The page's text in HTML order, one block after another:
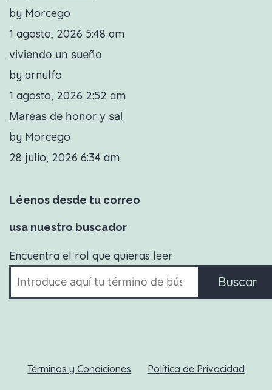
by Morcego
1 agosto, 2026 5:48 am
viviendo un sueño
by arnulfo
1 agosto, 2026 2:52 am
Mareas de honor y sal
by Morcego
28 julio, 2026 6:34 am
Léenos desde tu correo
usa nuestro buscador
Encuentra el rol que quieras leer
Buscar
Términos y Condiciones Política de Privacidad